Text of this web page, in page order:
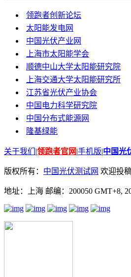
领跑者创新论坛
太阳能发电网
中国光伏产业网
上海市太阳能学会
顺德中山大学太阳能研究院
上海交通大学太阳能研究所
江苏省光伏产业协会
中国电力科学研究院
中国分布式能源网
隆基绿能
关于我们 |领跑者官网|手机版|中国光
版权所有： 中国光伏测试网 欢迎投
地址：上海 邮编：200050 GMT+8,